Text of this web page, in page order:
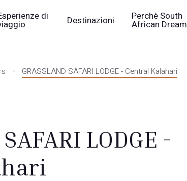
di Destinazioni Perchè South
African Dream
GRASSLAND SAFARI LODGE - Central Kalahari
LODGE -